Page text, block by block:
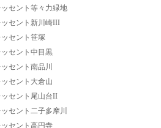
ッセント等々力緑地
ッセント新川崎III
ッセント笹塚
ッセント中目黒
セント南品川
ッセント大倉山
ッセント尾山台II
セント二子多摩川
ッセント高円寺